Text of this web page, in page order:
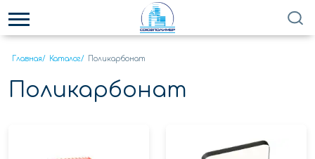
Главная/ Каталог/ Поликарбонат
Поликарбонат